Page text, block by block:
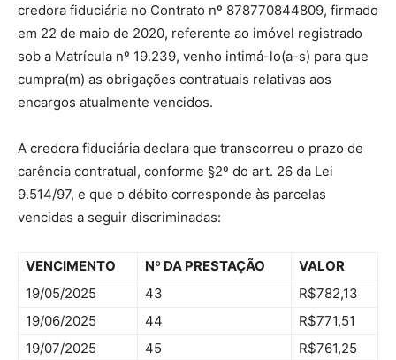
credora fiduciária no Contrato nº 878770844809, firmado
em 22 de maio de 2020, referente ao imóvel registrado
sob a Matrícula nº 19.239, venho intimá-lo(a-s) para que
cumpra(m) as obrigações contratuais relativas aos
encargos atualmente vencidos.
A credora fiduciária declara que transcorreu o prazo de
carência contratual, conforme §2º do art. 26 da Lei
9.514/97, e que o débito corresponde às parcelas
vencidas a seguir discriminadas:
VENCIMENTO Nº DA PRESTAÇÃO
VALOR
19/05/2025
43
R$782,13
19/06/2025
44
R$771,51
19/07/2025
45
R$761,25